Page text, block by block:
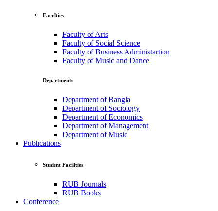
Faculties
Faculty of Arts
Faculty of Social Science
Faculty of Business Administartion
Faculty of Music and Dance
Departments
Department of Bangla
Department of Sociology
Department of Economics
Department of Management
Department of Music
Publications
Student Facilities
RUB Journals
RUB Books
Conference